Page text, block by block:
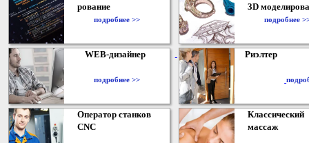
рование
подробнее >>
3D
подробнее
WEB-дизайнер
подробнее >>
Риэлтер
Оператор станков
CNC
Классический
массаж